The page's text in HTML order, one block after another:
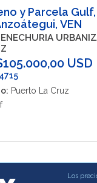
y Parcela
VEN
USD
Puerto La Cruz
Los